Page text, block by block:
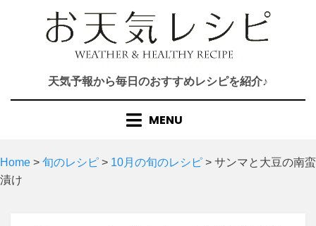
天気予報から毎日のおすすめレシピを紹介♪
MENU
Home > 旬のレシピ > 10月の旬のレシピ > サンマと大豆の南蛮
漬け